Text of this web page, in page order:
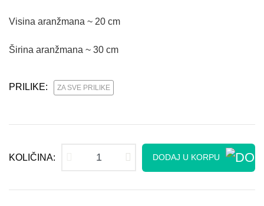
Visina aranžmana ~ 20 cm
Širina aranžmana ~ 30 cm
PRILIKE: ZA SVE PRILIKE
KOLIČINA: DODAJ U KORPU